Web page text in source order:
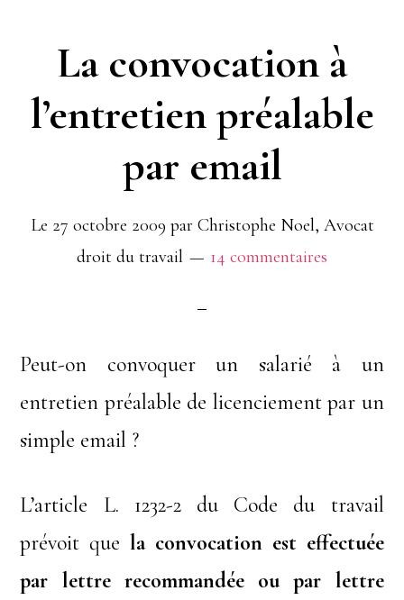
La convocation à
l’entretien préalable
par email
Le 27 octobre 2009 par Christophe Noel, Avocat
droit du travail
14 commentaires
Peut-on convoquer un salarié à un
entretien préalable de licenciement par un
simple email ?
L’article L. 1232-2 du Code du travail
prévoit quela convocation est effectuée
par lettre recommandée ou par lettre